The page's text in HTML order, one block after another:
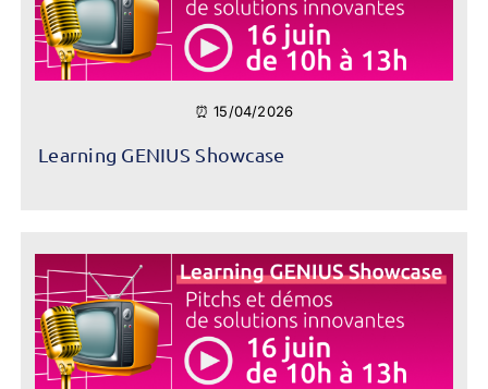
⏰ 15/04/2026
Learning GENIUS Showcase